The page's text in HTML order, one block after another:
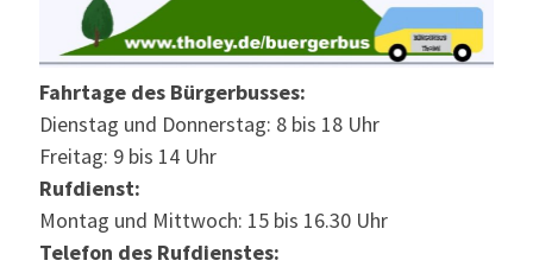
Fahrtage des Bürgerbusses:
Dienstag und Donnerstag: 8 bis 18 Uhr
Freitag: 9 bis 14 Uhr
Rufdienst:
Montag und Mittwoch: 15 bis 16.30 Uhr
Telefon des Rufdienstes: